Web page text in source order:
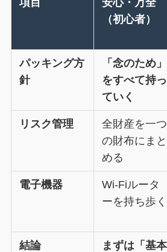
（初心者）
パッキング方
針
「念のため」
をすべて持っ
ていく
リスク管理
全財産を一つ
の財布にまと
める
電子機器
Wi-Fiルータ
ーを持ち歩く
結論
まずは「基本